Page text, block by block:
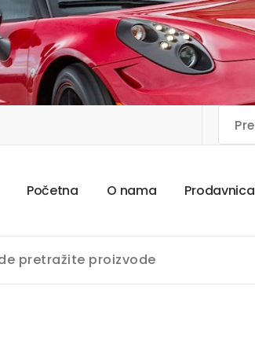
Početna O nama Prodavnica